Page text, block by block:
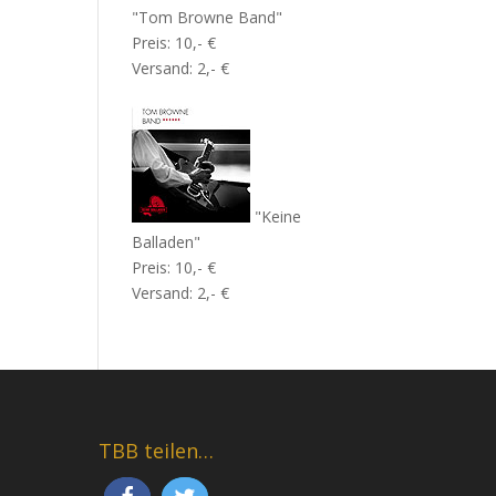
"Tom Browne Band"
Preis: 10,- €
Versand: 2,- €
"Keine
Balladen"
Preis: 10,- €
Versand: 2,- €
TBB teilen…